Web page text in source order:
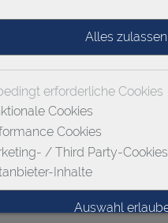
erforderliche Cookies
Cookies
Cookies
/ Third Party-Cookies
Inhalte